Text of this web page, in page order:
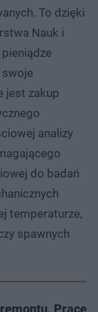
To dzięki
Nauk i
swoje
jest zakup
analizy
do badań
temperaturze,
spawnych
Prace